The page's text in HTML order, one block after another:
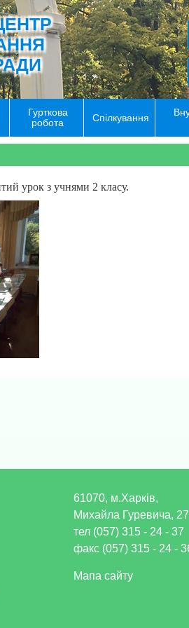
Гурткова
робота
Спілкування
урок з учнями 2 класу.
61070, м.Харків,
Михайла Гуревича, 27
тел (057) 315 - 24 - 37
факс (057) 315 - 24 -
Мапа сайту